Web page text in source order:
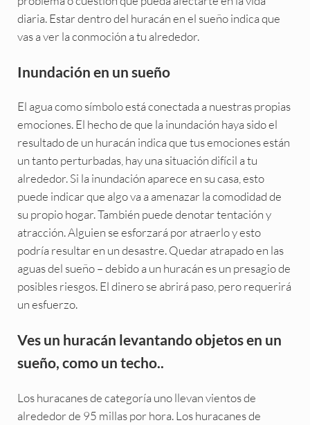
diaria. Estar dentro del huracán en el sueño indica que
vas a ver la conmoción a tu alrededor.
Inundación en un sueño
El agua como símbolo está conectada a nuestras propias
emociones. El hecho de que la inundación haya sido el
resultado de un huracán indica que tus emociones están
un tanto perturbadas, hay una situación difícil a tu
alrededor. Si la inundación aparece en su casa, esto
puede indicar que algo va a amenazar la comodidad de
su propio hogar. También puede denotar tentación y
atracción. Alguien se esforzará por atraerlo y esto
podría resultar en un desastre. Quedar atrapado en las
aguas del sueño – debido a un huracán es un presagio de
posibles riesgos. El dinero se abrirá paso, pero requerirá
un esfuerzo.
Ves un huracán levantando objetos en un
sueño, como un techo..
Los huracanes de categoría uno llevan vientos de
alrededor de 95 millas por hora. Los huracanes de